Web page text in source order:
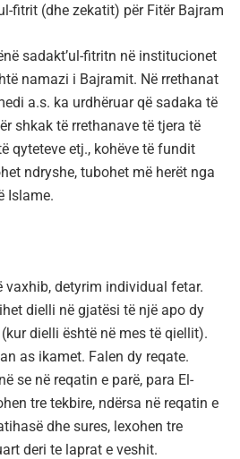
fitrit (dhe zekatit) për Fitër Bajram
sadakt’ul-fitritn në institucionet
namazi i Bajramit. Në rrethanat
a.s. ka urdhëruar që sadaka të
shkak të rrethanave të tjera të
qyteteve etj., kohëve të fundit
ndryshe, tubohet më herët nga
Islame.
detyrim individual fetar.
dielli në gjatësi të një apo dy
dielli është në mes të qiellit).
as ikamet. Falen dy reqate.
se në reqatin e parë, para El-
tre tekbire, ndërsa në reqatin e
dhe sures, lexohen tre
deri te laprat e veshit.